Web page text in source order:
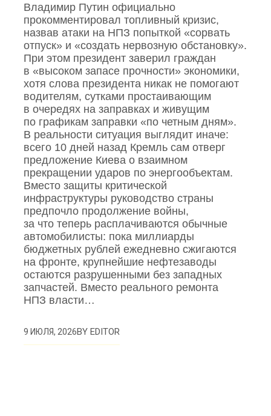
Владимир Путин официально
прокомментировал топливный кризис,
назвав атаки на НПЗ попыткой «сорвать
отпуск» и «создать нервозную обстановку».
При этом президент заверил граждан
в «высоком запасе прочности» экономики,
хотя слова президента никак не помогают
водителям, сутками простаивающим
в очередях на заправках и живущим
по графикам заправки «по четным дням».
В реальности ситуация выглядит иначе:
всего 10 дней назад Кремль сам отверг
предложение Киева о взаимном
прекращении ударов по энергообъектам.
Вместо защиты критической
инфраструктуры руководство страны
предпочло продолжение войны,
за что теперь расплачиваются обычные
автомобилисты: пока миллиарды
бюджетных рублей ежедневно сжигаются
на фронте, крупнейшие нефтезаводы
остаются разрушенными без западных
запчастей. Вместо реального ремонта
НПЗ власти…
9 ИЮЛЯ, 2026BYEDITOR